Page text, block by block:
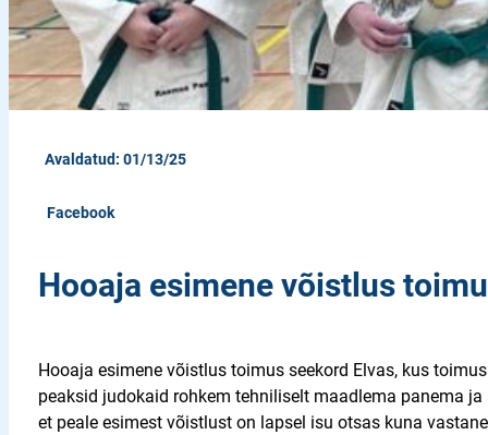
Avaldatud: 01/13/25
Facebook
Hooaja esimene võistlus
Hooaja esimene võistlus toimus seekord Elvas, kus
peaksid judokaid rohkem tehniliselt maadlema panema
et peale esimest võistlust on lapsel isu otsas kuna